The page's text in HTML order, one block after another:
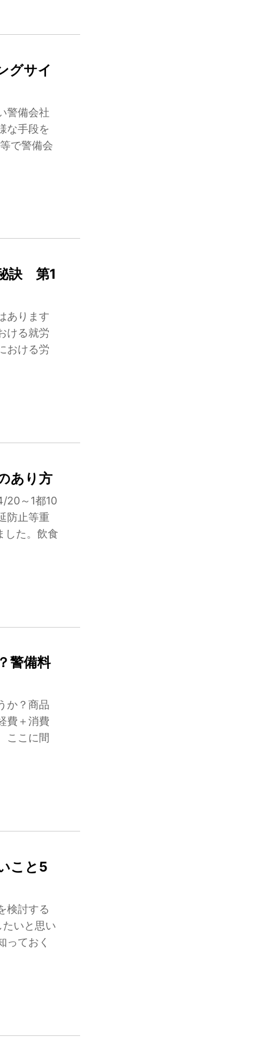
グサイ
警備会社
な手段を
で警備会
訣 第1
あります
ける就労
おける労
あり方
20～1都10
防止等重
した。飲食
警備料
か？商品
費＋消費
ここに間
こと5
検討する
いと思い
っておく